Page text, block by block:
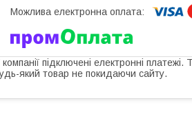
підключені електронні
який товар не покидаючи сайту.